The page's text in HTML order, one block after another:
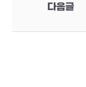
다음글